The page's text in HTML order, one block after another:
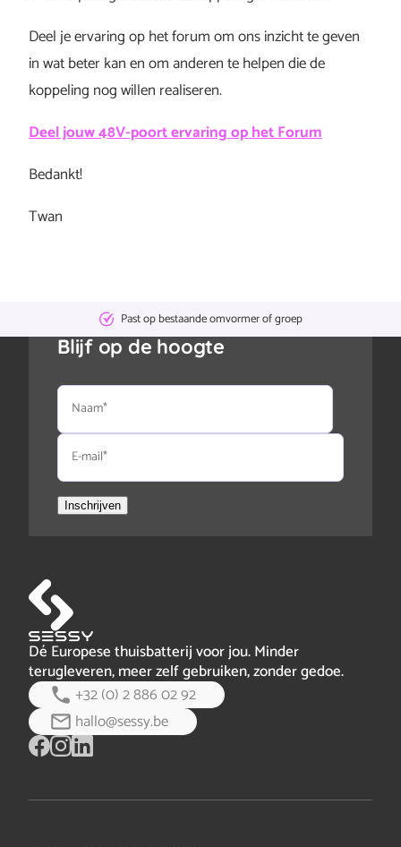
Deel je ervaring op het forum om ons inzicht te geven
in wat beter kan en om anderen te helpen die de
koppeling nog willen realiseren.
Deel jouw 48V-poort ervaring op het Forum
Bedankt!
Twan
Geenabonnementskosten
Blijf op de hoogte
Naam
E-
mail
Inschrijven
Dé Europese thuisbatterij voor jou. Minder
terugleveren, meer zelf gebruiken, zonder gedoe.
+32 (0) 2 886 02 92
hallo@sessy.be